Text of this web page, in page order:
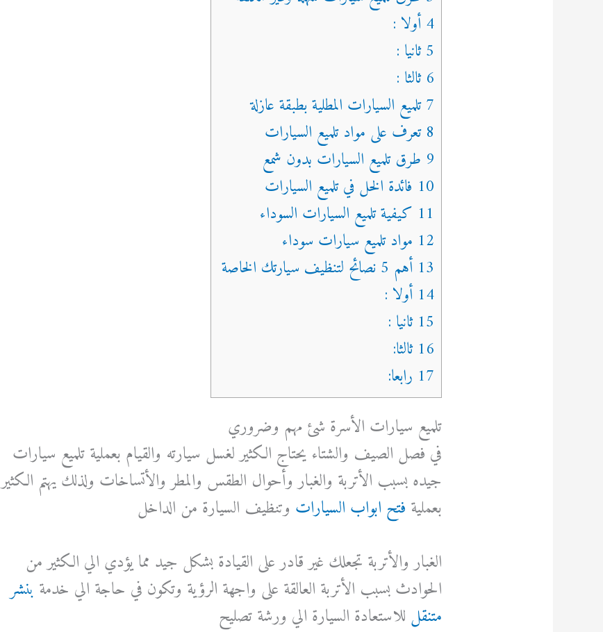
4 أولا :
5 ثانيا :
6 ثالثا :
7 تلميع السيارات المطلية بطبقة عازلة
8 تعرف على مواد تلميع السيارات
9 طرق تلميع السيارات بدون شمع
10 فائدة الخل في تلميع السيارات
11 كيفية تلميع السيارات السوداء
12 مواد تلميع سيارات سوداء
13 أهم 5 نصائح لتنظيف سيارتك الخاصة
14 أولا :
15 ثانيا :
16 ثالثا:
17 رابعا:
تلميع سيارات الأسرة شئ مهم وضروري
في فصل الصيف والشتاء يحتاج الكثير لغسل سيارته والقيام بعملية تلميع سيارات
جيده بسبب الأتربة والغبار وأحوال الطقس والمطر والأتساخات ولذلك يهتم الكثير
بعملية فتح ابواب السيارات وتنظيف السيارة من الداخل
الغبار والأتربة تجعلك غير قادر على القيادة بشكل جيد مما يؤدي الي الكثير من
الحوادث بسبب الأتربة العالقة على واجهة الرؤية وتكون في حاجة الي خدمة بنشر
متنقل للاستعادة السيارة الي ورشة تصليح